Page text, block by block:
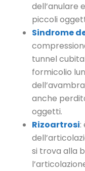
dell’anulare
piccoli
Sindrome
tunnel
formicolio
anche
oggetti.
Rizoartrosi:
si trova alla